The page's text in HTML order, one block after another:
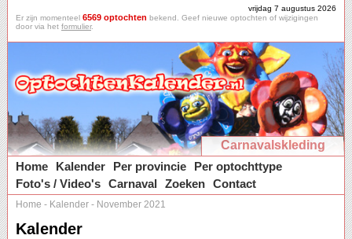
vrijdag 7 augustus 2026
Er zijn momenteel 6569 optochten bekend. Geef nieuwe optochten of wijzigingen
door via het formulier.
Carnavalskleding
Home
Kalender Per provincie
Per optochttype
Foto's / Video's Carnaval Zoeken Contact
Home - Kalender - November 2021
Kalender